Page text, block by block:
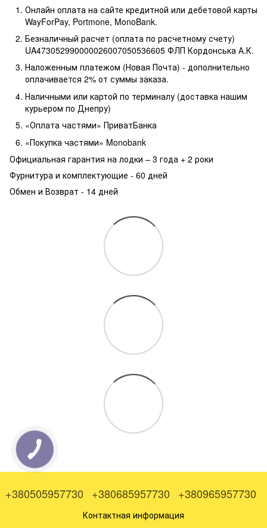
Онлайн оплата на сайте кредитной или дебетовой карты
WayForPay, Portmone, MonoBank.
Безналичный расчет (оплата по расчетному счету)
UA473052990000026007050536605 ФЛП Кордонська А.К.
Наложенным платежом (Новая Почта) - дополнительно
оплачивается 2% от суммы заказа.
Наличными или картой по терминалу (доставка нашим
курьером по Днепру)
«Оплата частями» ПриватБанка
«Покупка частями» Monobank
Официальная гарантия на лодки – 3 года + 2 роки
Фурнитура и комплектующие - 60 дней
Обмен и Возврат - 14 дней
+380505957730 +380685957730 +380965957730
Контактная информация